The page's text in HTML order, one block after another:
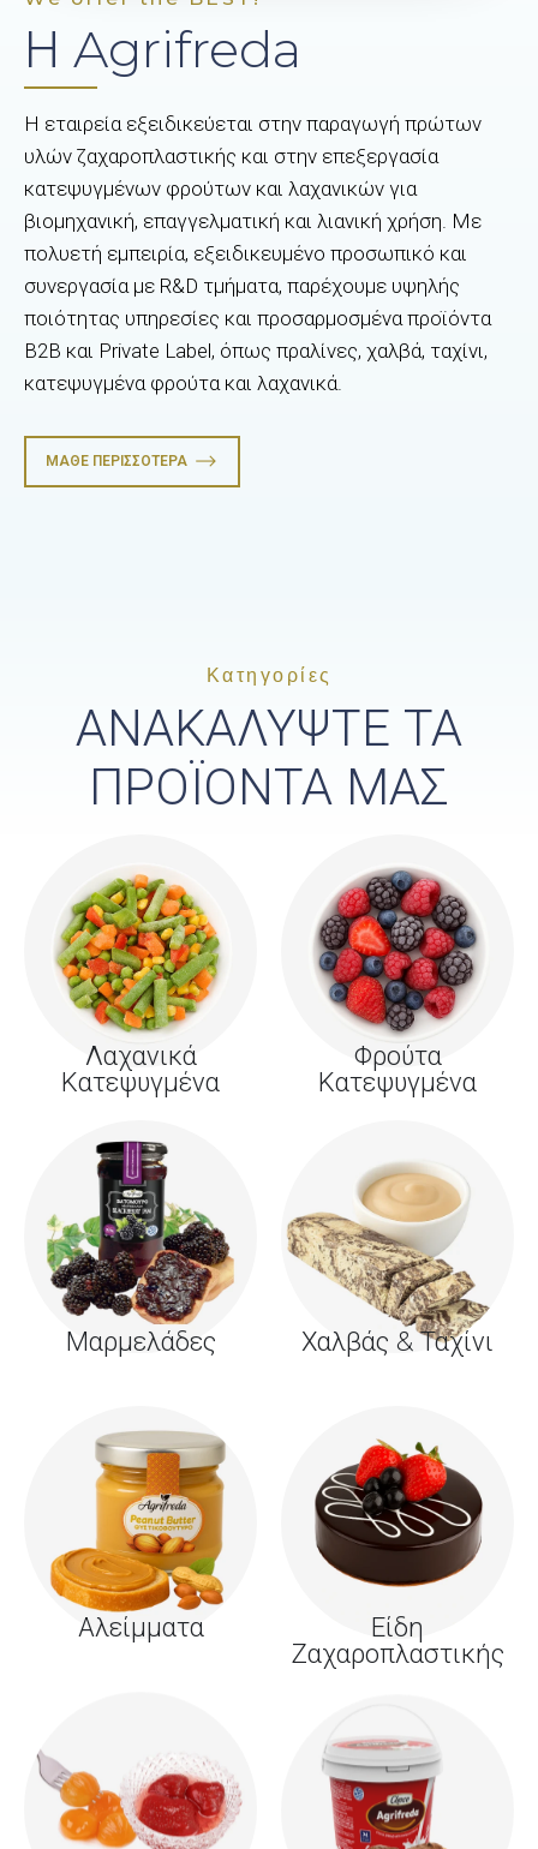
Η Agrifreda
Η εταιρεία εξειδικεύεται στην παραγωγή πρώτων
υλών ζαχαροπλαστικής και στην επεξεργασία
κατεψυγμένων φρούτων και λαχανικών για
βιομηχανική, επαγγελματική και λιανική χρήση. Με
πολυετή εμπειρία, εξειδικευμένο προσωπικό και
συνεργασία με R&D τμήματα, παρέχουμε υψηλής
ποιότητας υπηρεσίες και προσαρμοσμένα προϊόντα
B2B και Private Label, όπως πραλίνες, χαλβά, ταχίνι,
κατεψυγμένα φρούτα και λαχανικά.
ΜΆΘΕ ΠΕΡΙΣΣΌΤΕΡΑ
Κατηγορίες
ΑΝΑΚΑΛΥΨΤΕ ΤΑ
ΠΡΟΪΟΝΤΑ ΜΑΣ
Λαχανικά
Κατεψυγμένα
Φρούτα
Κατεψυγμένα
Μαρμελάδες Χαλβάς & Ταχίνι
Αλείμματα
Είδη
Ζαχαροπλαστικής